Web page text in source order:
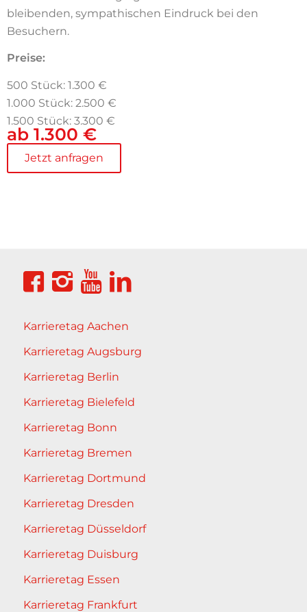
bleibenden, sympathischen Eindruck bei den
Besuchern.
Preise:
500 Stück: 1.300 €
1.000 Stück: 2.500 €
1.500 Stück: 3.300 €
ab 1.300 €
Jetzt anfragen
Karrieretag Aachen
Karrieretag Augsburg
Karrieretag Berlin
Karrieretag Bielefeld
Karrieretag Bonn
Karrieretag Bremen
Karrieretag Dortmund
Karrieretag Dresden
Karrieretag Düsseldorf
Karrieretag Duisburg
Karrieretag Essen
Karrieretag Frankfurt